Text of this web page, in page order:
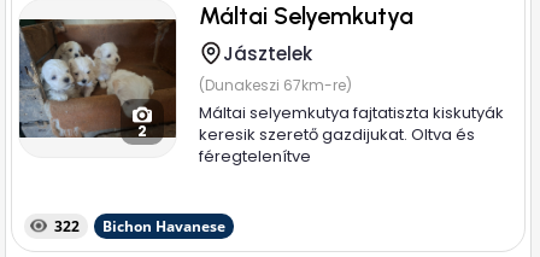
2
Máltai Selyemkutya
Jásztelek
(Dunakeszi 67km-re)
Máltai selyemkutya fajtatiszta kiskutyák
keresik szerető gazdijukat. Oltva és
féregtelenítve
322 Bichon Havanese